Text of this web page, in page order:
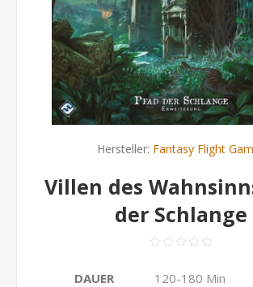
Hersteller: Fantasy Flight
Villen des
der Schlange
DAUER
120-180 Min